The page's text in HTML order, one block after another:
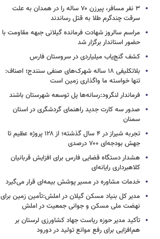
۳ نفر مسافر، پیرزن ۷۰ ساله را در همدان به علت
سرقت چندگرم طلا به قتل رساندند
مراسم سالروز شهادت فرمانده گیلانی جبهه مقاومت با
حضور استاندار برگزار شد
کشف گنج‌یاب میلیاردی در سروستان فارس
بلاتکلیفی ۱۸ ساله شهرک‌های صنفی سنندج؛ اصناف:
تنها خواسته ما واگذاری زمین است
فرماندار لنگرود:رسانه‌ها پل توسعه شهرستان باشند
صدور سه کارت جدید راهنمای گردشگری در استان
سمنان
تجربه شیراز در ۴ سال گذشته؛ از ۱۲۸ پروژه عظیم تا
جهش بودجه‌ای ۷۰۰ درصدی
هشدار دستگاه قضایی فارس برای افزایش قربانیان
کلاهبرداری رایانه‌ای
خدمات مشاوره در مسیر پوشش بیمه‌ای قرار می‌گیرد
مدیر کل بنیاد مسکن گیلان در املش:تأمین زمین برای
نهضت ملی مسکن و جوانی جمعیت در املش
تأکید مدیر حوزه ریاست جهاد کشاورزی لرستان بر
هم‌افزایی برای رفع موانع تولید در دورود